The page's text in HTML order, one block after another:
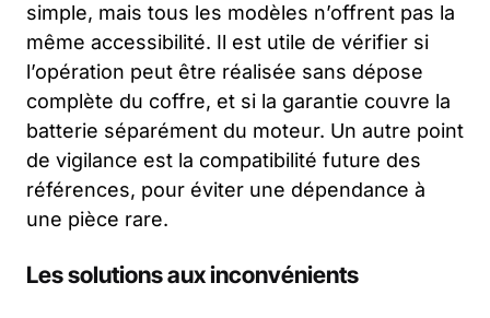
simple, mais tous les modèles n’offrent pas la
même accessibilité. Il est utile de vérifier si
l’opération peut être réalisée sans dépose
complète du coffre, et si la garantie couvre la
batterie séparément du moteur. Un autre point
de vigilance est la compatibilité future des
références, pour éviter une dépendance à
une pièce rare.
Les solutions aux inconvénients